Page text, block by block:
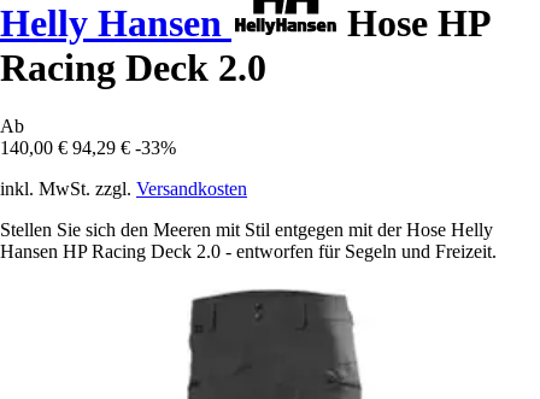
Helly Hansen
Hose HP
Racing Deck 2.0
Ab
140,00 € 94,29 € -33%
inkl. MwSt. zzgl. Versandkosten
Stellen Sie sich den Meeren mit Stil entgegen mit der Hose Helly
Hansen HP Racing Deck 2.0 - entworfen für Segeln und Freizeit.